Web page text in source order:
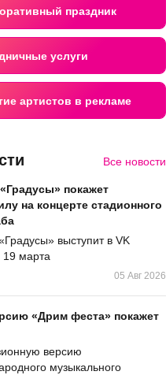
праздник
услуги
артистов в рекламе
Все новости
покажет
на концерте стадионного
выступит в VK
19 марта
05 Авг 2026
«Дрим феста» покажет
версию
музыкального